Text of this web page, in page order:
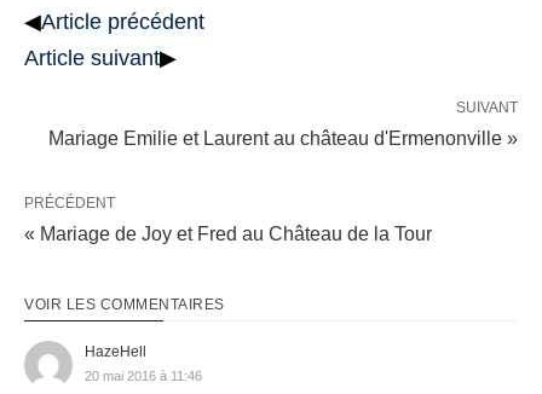
◀Article précédent
Article suivant▶
SUIVANT
Mariage Emilie et Laurent au château d'Ermenonville »
PRÉCÉDENT
« Mariage de Joy et Fred au Château de la Tour
VOIR LES COMMENTAIRES
HazeHell
20 mai 2016 à 11:46